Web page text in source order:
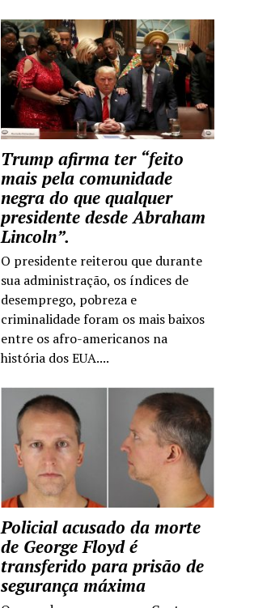
Trump afirma ter “feito
mais pela comunidade
negra do que qualquer
presidente desde Abraham
Lincoln”.
O presidente reiterou que durante
sua administração, os índices de
desemprego, pobreza e
criminalidade foram os mais baixos
entre os afro-americanos na
história dos EUA....
Policial acusado da morte
de George Floyd é
transferido para prisão de
segurança máxima